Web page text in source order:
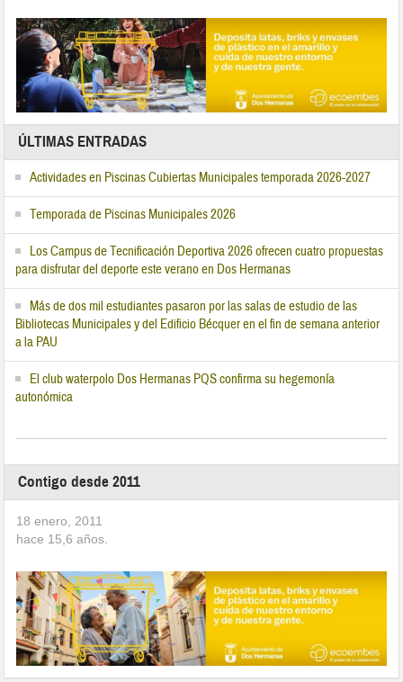
ÚLTIMAS ENTRADAS
Actividades en Piscinas Cubiertas Municipales temporada 2026-2027
Temporada de Piscinas Municipales 2026
Los Campus de Tecnificación Deportiva 2026 ofrecen cuatro propuestas
para disfrutar del deporte este verano en Dos Hermanas
Más de dos mil estudiantes pasaron por las salas de estudio de las
Bibliotecas Municipales y del Edificio Bécquer en el fin de semana anterior
a la PAU
El club waterpolo Dos Hermanas PQS confirma su hegemonía
autonómica
Contigo desde 2011
18 enero, 2011
hace 15,6 años.